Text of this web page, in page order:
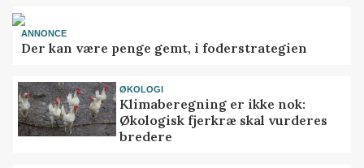
ANNONCE
Der kan være penge gemt, i foderstrategien
ØKOLOGI
Klimaberegning er ikke nok:
Økologisk fjerkræ skal vurderes
bredere